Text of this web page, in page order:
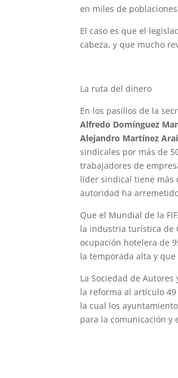
en miles de
El caso es que el
cabeza, y que mucho
La ruta del dinero
En los pasillos de la
Alfredo Domínguez
Alejandro Martínez
sindicales por más de
trabajadores de
líder sindical tiene más
autoridad ha
Que el Mundial de la
la industria turística de
ocupación hotelera de
la temporada alta y
La Sociedad de
la reforma al artículo
la cual los
para la comunicación y